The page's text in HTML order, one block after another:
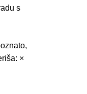
s
×